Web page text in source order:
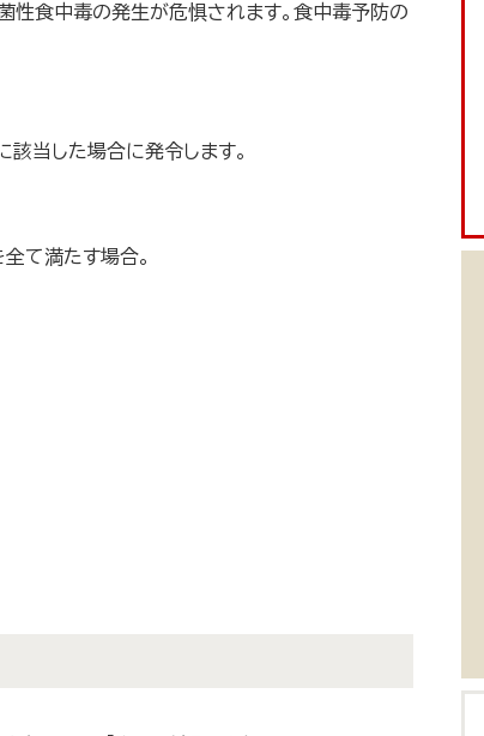
性食中毒の発生が危惧されます。食中毒予防の
当した場合に発令します。
て満たす場合。